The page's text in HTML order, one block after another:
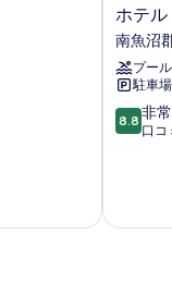
ホ
テ
ル
エ
ン
ゼ
ル
ィ
ホテ
南魚沼
プール
駐車
10
段
常
8.8 非
口コ